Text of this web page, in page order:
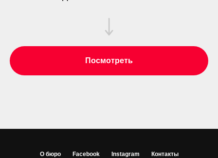
Посмотреть
О бюро Facebook Instagram Контакты